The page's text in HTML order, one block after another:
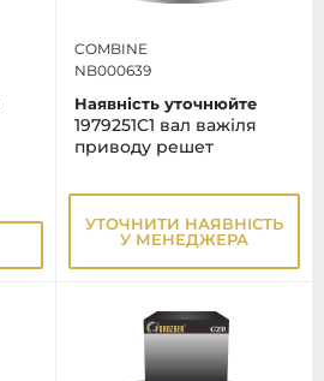
COMBINE
NB000639
Наявність уточнюйте
1979251C1 вал важіля
приводу решет
УТОЧНИТИ НАЯВНІСТЬ
У МЕНЕДЖЕРА